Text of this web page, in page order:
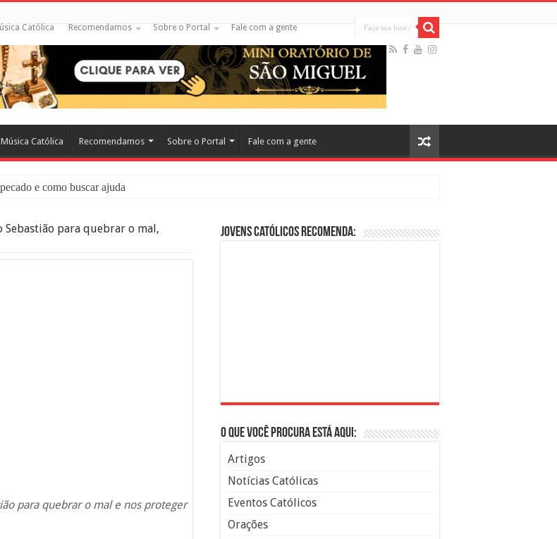
Católica Recomendamos Sobre o Portal Fale com a gente
Música Católica Recomendamos Sobre o Portal Fale com a gente
e como buscar ajuda
Terá Fim: O Documentário Que Vai Tocar os Católicos no Cinema
Sebastião para quebrar o mal,
para quebrar o mal e nos proteger
Jovens Católicos Recomenda:
O que você procura está aqui:
Artigos
Notícias Católicas
Eventos Católicos
Orações